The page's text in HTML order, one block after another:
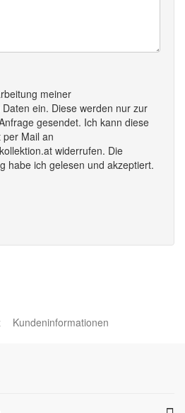
meiner
ein. Diese werden nur zur
gesendet. Ich kann diese
per Mail an
widerrufen. Die
habe ich gelesen und akzeptiert.
Kundeninformationen